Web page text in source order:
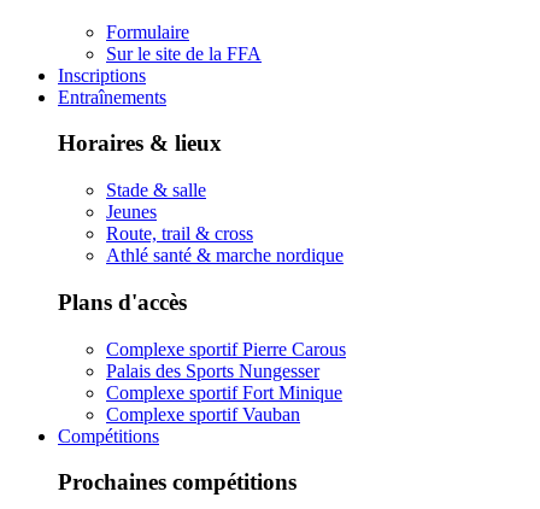
Formulaire
Sur le site de la FFA
Inscriptions
Entraînements
Horaires & lieux
Stade & salle
Jeunes
Route, trail & cross
Athlé santé & marche nordique
Plans d'accès
Complexe sportif Pierre Carous
Palais des Sports Nungesser
Complexe sportif Fort Minique
Complexe sportif Vauban
Compétitions
Prochaines compétitions